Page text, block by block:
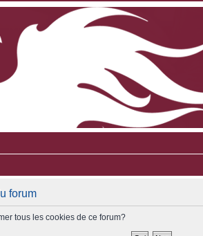
forum
tous les cookies de ce forum?